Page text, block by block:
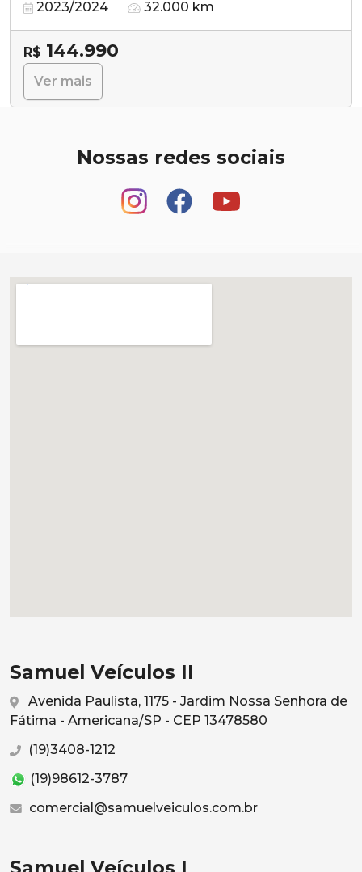
2023/2024 32.000 km
R$ 144.990
Ver mais
Nossas redes sociais
Samuel Veículos II
Avenida Paulista, 1175 - Jardim Nossa Senhora de
Fátima - Americana/SP - CEP 13478580
(19)3408-1212
(19)98612-3787
comercial@samuelveiculos.com.br